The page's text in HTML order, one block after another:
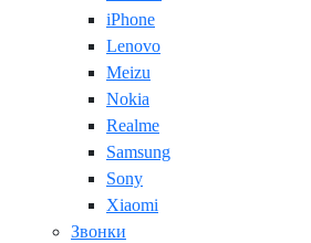
iPhone
Lenovo
Meizu
Nokia
Realme
Samsung
Sony
Xiaomi
Звонки